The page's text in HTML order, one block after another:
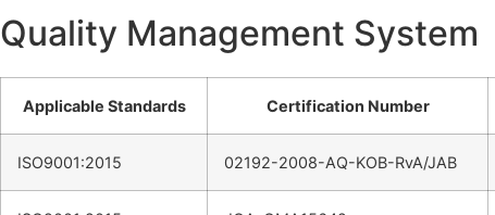
Quality Management System
Applicable Standards Certification Number
ISO9001:2015 02192-2008-AQ-KOB-RvA/JAB